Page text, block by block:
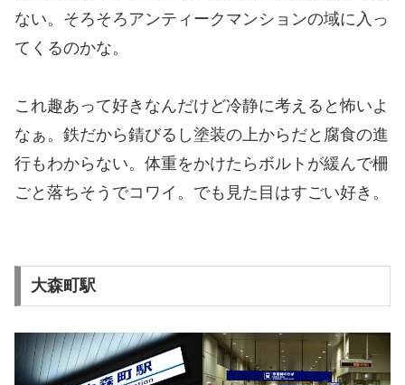
ない。そろそろアンティークマンションの域に入っ
てくるのかな。
これ趣あって好きなんだけど冷静に考えると怖いよ
なぁ。鉄だから錆びるし塗装の上からだと腐食の進
行もわからない。体重をかけたらボルトが緩んで柵
ごと落ちそうでコワイ。でも見た目はすごい好き。
大森町駅